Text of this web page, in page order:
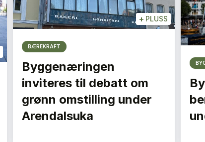
+ PLUSS
BÆREKRAFT
Byggenæringen
inviteres til debatt om
grønn omstilling under
Arendalsuka